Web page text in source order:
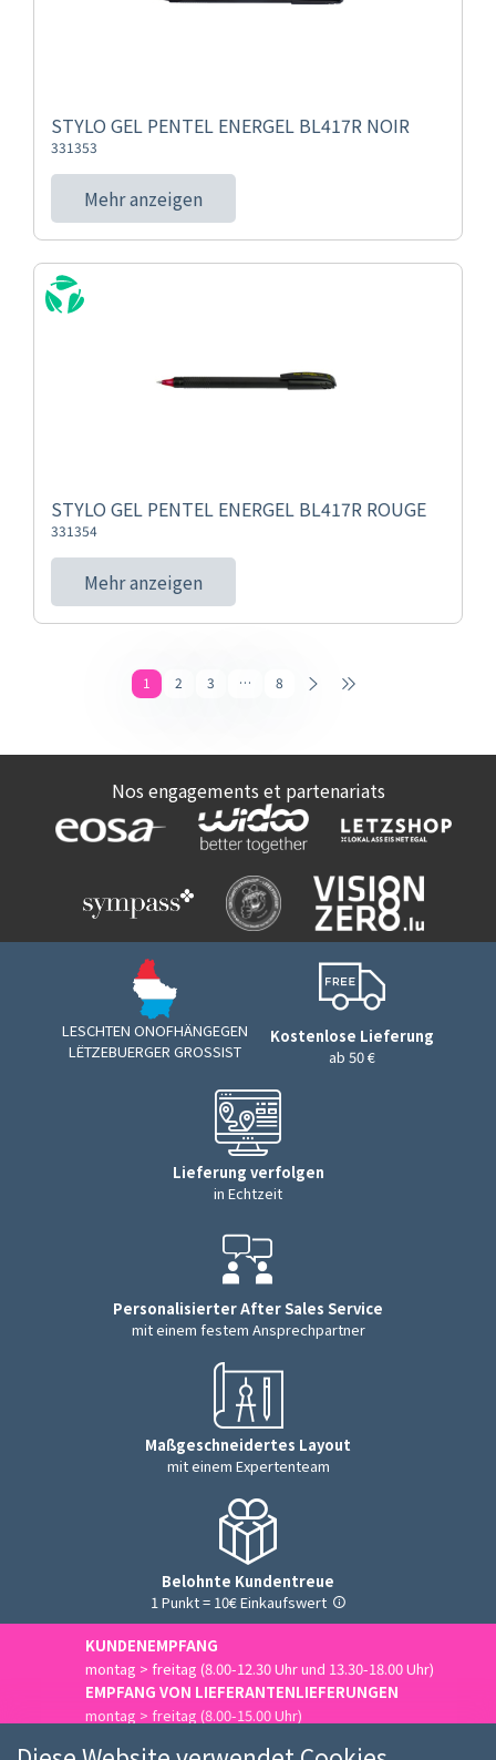
STYLO GEL PENTEL ENERGEL BL417R NOIR
331353
Mehr anzeigen
STYLO GEL PENTEL ENERGEL BL417R ROUGE
331354
Mehr anzeigen
1 2 3 … 8
Nos engagements et partenariats
LESCHTEN ONOFHÄNGEGEN
LËTZEBUERGER GROSSIST
Kostenlose Lieferung
ab 50 €
Lieferung verfolgen
in Echtzeit
Personalisierter After Sales Service
mit einem festem Ansprechpartner
Maßgeschneidertes Layout
mit einem Expertenteam
Belohnte Kundentreue
1 Punkt = 10€ Einkaufswert
KUNDENEMPFANG
montag > freitag (8.00-12.30 Uhr und 13.30-18.00 Uhr)
EMPFANG VON LIEFERANTENLIEFERUNGEN
montag > freitag (8.00-15.00 Uhr)